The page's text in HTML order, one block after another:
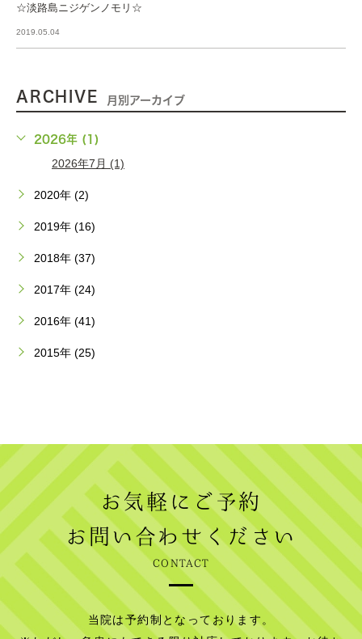
☆淡路島ニジゲンノモリ☆
2019.05.04
ARCHIVE 月別アーカイブ
2026年 (1)
2026年7月 (1)
2020年 (2)
2019年 (16)
2018年 (37)
2017年 (24)
2016年 (41)
2015年 (25)
お気軽にご予約
お問い合わせください
CONTACT
当院は予約制となっております。